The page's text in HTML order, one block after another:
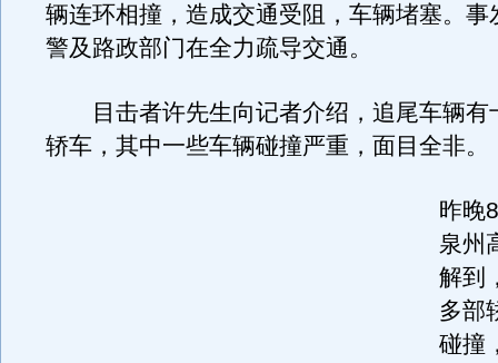
辆连环相撞，造成交通受阻，车辆堵塞。事
警及路政部门在全力疏导交通。
目击者许先生向记者介绍，追尾车辆有
轿车，其中一些车辆碰撞严重，面目全非。
昨晚
泉州
解到
多部
碰撞